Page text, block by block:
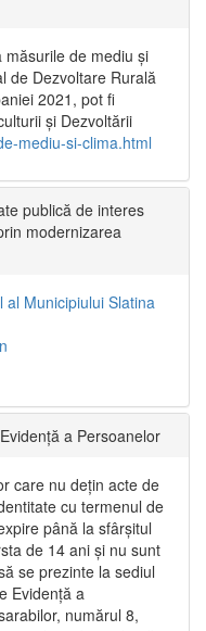
de mediu și
de Dezvoltare Rurală
2021, pot fi
și Dezvoltării
mediu-si-clima.html
publică de interes
modernizarea
al Municipiului Slatina
a Persoanelor
care nu dețin acte de
cu termenul de
până la sfârșitul
de 14 ani și nu sunt
se prezinte la sediul
Evidență a
numărul 8,